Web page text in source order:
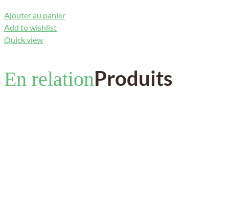
Ajouter au panier
Add to wishlist
Quick view
En relationProduits